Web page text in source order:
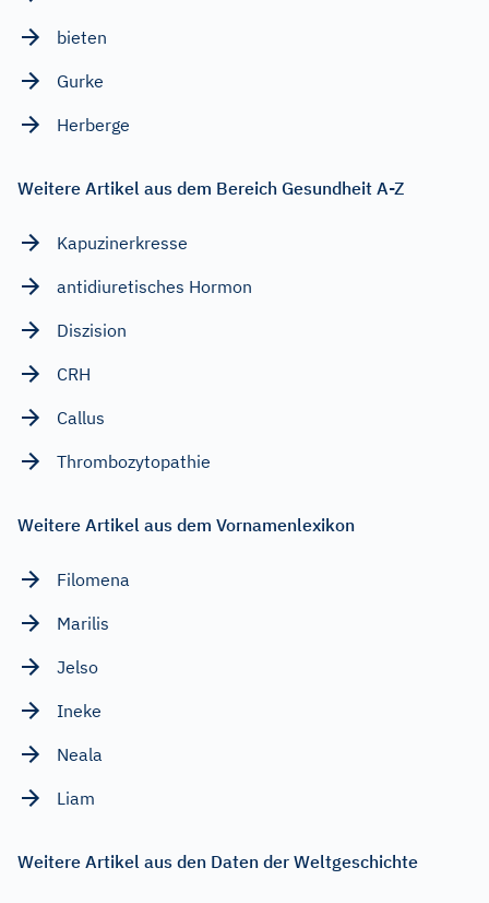
bieten
Gurke
Herberge
Weitere Artikel aus dem Bereich Gesundheit A-Z
Kapuzinerkresse
antidiuretisches Hormon
Diszision
CRH
Callus
Thrombozytopathie
Weitere Artikel aus dem Vornamenlexikon
Filomena
Marilis
Jelso
Ineke
Neala
Liam
Weitere Artikel aus den Daten der Weltgeschichte